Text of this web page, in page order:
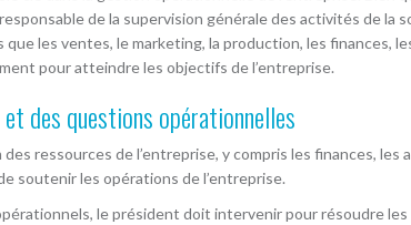
de la supervision générale des activités de la
les ventes, le marketing, la production, les finances,
pour atteindre les objectifs de l’entreprise.
des questions opérationnelles
ressources de l’entreprise, y compris les finances,
soutenir les opérations de l’entreprise.
le président doit intervenir pour résoudre